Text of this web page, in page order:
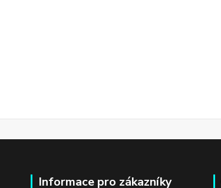
Informace pro zákazníky